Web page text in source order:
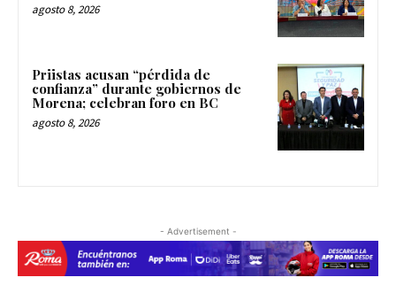
agosto 8, 2026
Priistas acusan “pérdida de
confianza” durante gobiernos de
Morena; celebran foro en BC
agosto 8, 2026
- Advertisement -